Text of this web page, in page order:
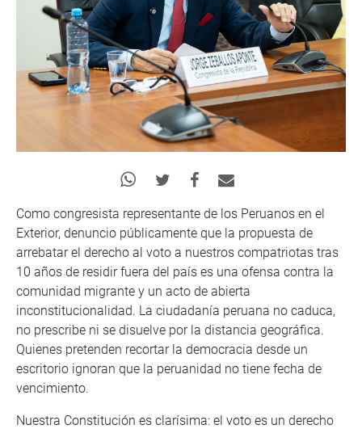
Como congresista representante de los Peruanos en el
Exterior, denuncio públicamente que la propuesta de
arrebatar el derecho al voto a nuestros compatriotas tras
10 años de residir fuera del país es una ofensa contra la
comunidad migrante y un acto de abierta
inconstitucionalidad. La ciudadanía peruana no caduca,
no prescribe ni se disuelve por la distancia geográfica.
Quienes pretenden recortar la democracia desde un
escritorio ignoran que la peruanidad no tiene fecha de
vencimiento.
Nuestra Constitución es clarísima: el voto es un derecho